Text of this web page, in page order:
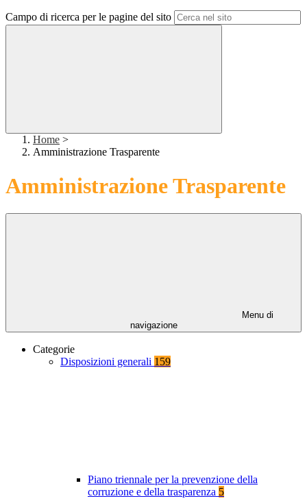
Campo di ricerca per le pagine del sito
Home >
Amministrazione Trasparente
Amministrazione Trasparente
Menu di
navigazione
Categorie
Disposizioni generali 159
Piano triennale per la prevenzione della
corruzione e della trasparenza 5